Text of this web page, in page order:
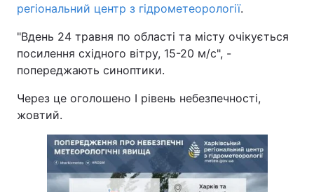
регіональний центр з гідрометеорології.
"Вдень 24 травня по області та місту очікується
посилення східного вітру, 15-20 м/с", -
попереджають синоптики.
Через це оголошено I рівень небезпечності,
жовтий.